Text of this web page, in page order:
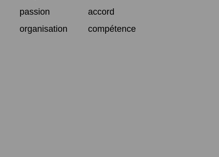
passion
accord
organisation
compétence